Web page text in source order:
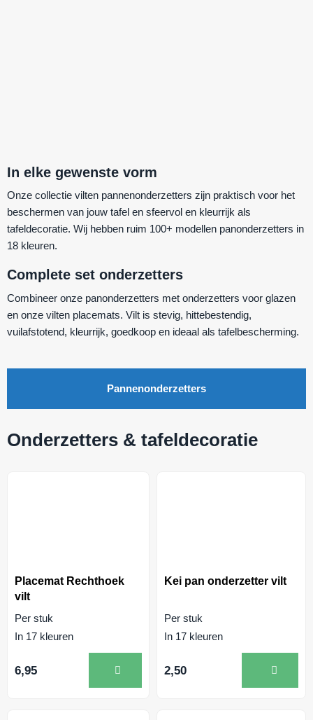
In elke gewenste vorm
Onze collectie vilten pannenonderzetters zijn praktisch voor het
beschermen van jouw tafel en sfeervol en kleurrijk als
tafeldecoratie. Wij hebben ruim 100+ modellen panonderzetters in
18 kleuren.
Complete set onderzetters
Combineer onze panonderzetters met onderzetters voor glazen
en onze vilten placemats. Vilt is stevig, hittebestendig,
vuilafstotend, kleurrijk, goedkoop en ideaal als tafelbescherming.
Pannenonderzetters
Onderzetters & tafeldecoratie
Placemat Rechthoek
vilt
Per stuk
In 17 kleuren
6,95
Kei pan onderzetter vilt
Per stuk
In 17 kleuren
2,50